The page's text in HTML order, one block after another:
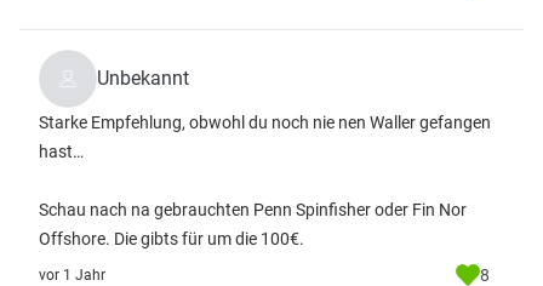
Unbekannt
Starke Empfehlung, obwohl du noch nie nen Waller gefangen
hast…
Schau nach na gebrauchten Penn Spinfisher oder Fin Nor
Offshore. Die gibts für um die 100€.
vor 1 Jahr 8